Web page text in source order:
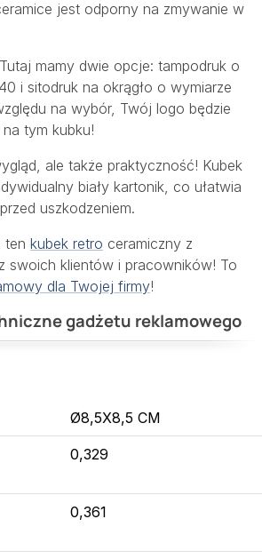
jest odporny na zmywanie w
mamy dwie opcje: tampodruk o
i sitodruk na okrągło o wymiarze
na wybór, Twój logo będzie
tym kubku!
ale także praktyczność! Kubek
biały kartonik, co ułatwia
uszkodzeniem.
ten kubek retro ceramiczny z
swoich klientów i pracowników! To
dla Twojej firmy!
gadżetu reklamowego
Ø8,5X8,5 CM
0,329
0,361